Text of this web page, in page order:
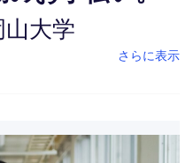
山大学
さらに表示